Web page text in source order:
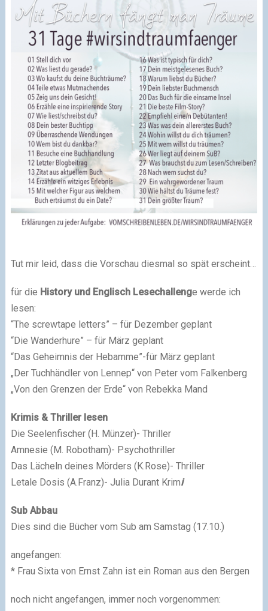
Tut mir leid, dass die Vorschau diesmal so spät erscheint…
für die History und Englisch Lesechallenge werde ich
lesen:
“The screwtape letters” – für Dezember geplant
“Die Wanderhure” – für März geplant
“Das Geheimnis der Hebamme”-für März geplant
„Der Tuchhändler von Lennep“ von Peter vom Falkenberg
„Von den Grenzen der Erde“ von Rebekka Mand
Krimis & Thriller lesen
Die Seelenfischer (H. Münzer)- Thriller
Amnesie (M. Robotham)- Psychothriller
Das Lächeln deines Mörders (K.Rose)- Thriller
Letale Dosis (A.Franz)- Julia Durant Krimi
Sub Abbau
Dies sind die Bücher vom Sub am Samstag (17.10.)
angefangen:
* Frau Sixta von Ernst Zahn ist ein Roman aus den Bergen
noch nicht angefangen, immer noch vorgenommen: